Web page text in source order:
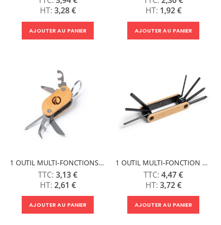
3,28 €
AJOUTER AU PANIER
1,92 €
AJOUTER AU PANIER
1 OUTIL MULTI-FONCTIONSS CARAVEL
3,13 €
2,61 €
AJOUTER AU PANIER
1 OUTIL MULTI-FONCTION NINER
4,47 €
3,72 €
AJOUTER AU PANIER